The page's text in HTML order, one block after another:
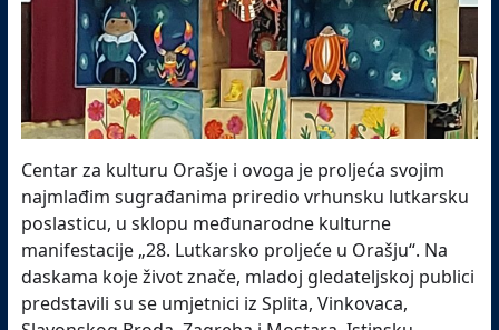
Centar za kulturu Orašje i ovoga je proljeća svojim
najmlađim sugrađanima priredio vrhunsku lutkarsku
poslasticu, u sklopu međunarodne kulturne
manifestacije „28. Lutkarsko proljeće u Orašju“. Na
daskama koje život znače, mladoj gledateljskoj publici
predstavili su se umjetnici iz Splita, Vinkovaca,